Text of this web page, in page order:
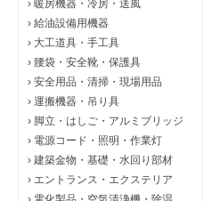
› 暖房機器・冷房・送風
› 給油設備用機器
› 大工道具・手工具
› 腰袋・安全靴・保護具
› 安全用品・清掃・現場用品
› 運搬機器・吊り具
› 脚立・はしご・アルミブリッジ
› 電源コード・照明・作業灯
› 建築金物・基礎・水回り部材
› エントランス・エクステリア